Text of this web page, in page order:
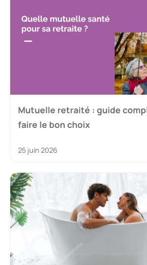
Mutuelle retraité : guide
faire le bon choix
25 juin 2026